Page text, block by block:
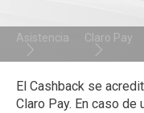
Asistencia Claro Pay
El Cashback se
Claro Pay. En caso